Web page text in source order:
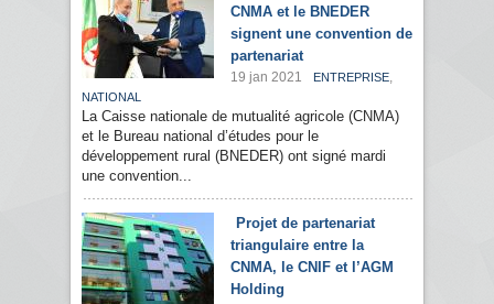
CNMA et le BNEDER
signent une convention de
partenariat
19 jan 2021 ENTREPRISE,
NATIONAL
La Caisse nationale de mutualité agricole (CNMA)
et le Bureau national d’études pour le
développement rural (BNEDER) ont signé mardi
une convention...
Projet de partenariat
triangulaire entre la
CNMA, le CNIF et l’AGM
Holding